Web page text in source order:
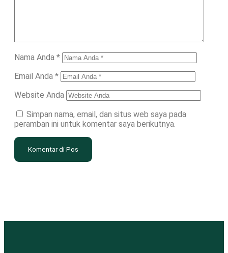
Nama Anda *
Email Anda *
Website Anda
Simpan nama, email, dan situs web saya pada
peramban ini untuk komentar saya berikutnya.